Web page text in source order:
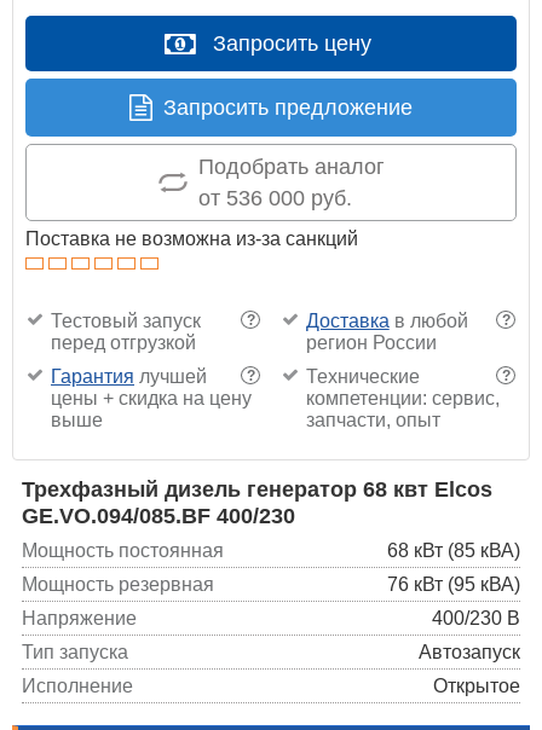
Запросить цену
Запросить предложение
Подобрать аналог
от 536 000 руб.
Поставка не возможна из-за санкций
?
Тестовый запуск
перед отгрузкой
?
Доставка в любой
регион России
?
Гарантия лучшей
цены + скидка на цену
выше
?
Технические
компетенции: сервис,
запчасти, опыт
Трехфазный дизель генератор 68 квт Elcos
GE.VO.094/085.BF 400/230
Мощность постоянная
68 кВт (85 кВА)
Мощность резервная
76 кВт (95 кВА)
Напряжение
400/230 В
Тип запуска
Автозапуск
Исполнение
Открытое